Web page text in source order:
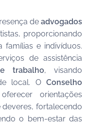
de advogados
proporcionando
famílias e indivíduos.
de assistência
trabalho, visando
local. O Conselho
orientações
fortalecendo
o bem-estar das